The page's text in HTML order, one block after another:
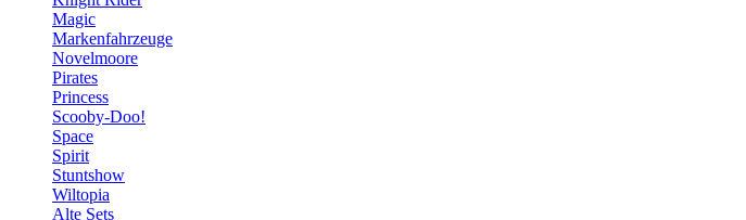
Magic
Markenfahrzeuge
Novelmoore
Pirates
Princess
Scooby-Doo!
Space
Spirit
Stuntshow
Wiltopia
Alte Sets